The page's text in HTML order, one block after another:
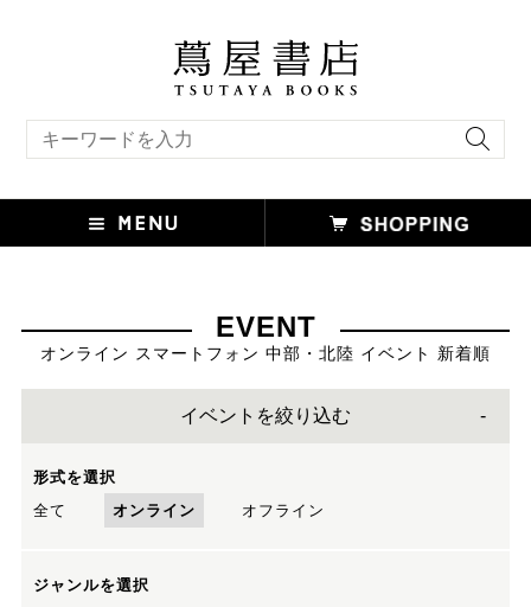
EVENT
オンライン スマートフォン 中部・北陸 イベント 新着順
イベントを絞り込む
形式を選択
全て
オンライン オフライン
ジャンルを選択